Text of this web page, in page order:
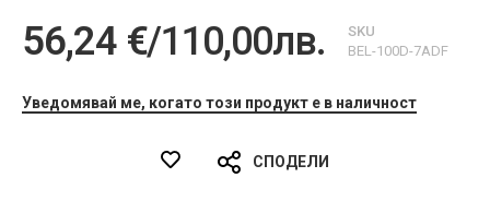
56,24 €/110,00лв.
SKU
BEL-100D-7ADF
Уведомявай ме, когато този продукт е в наличност
СПОДЕЛИ